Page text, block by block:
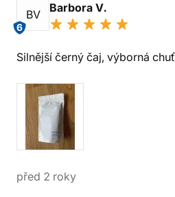
BV
6
Barbora V.
Silnější černý čaj, výborná chuť
před 2 roky